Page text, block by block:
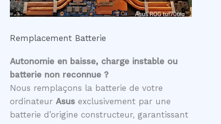
Remplacement Batterie
Autonomie en baisse, charge instable ou
batterie non reconnue ?
Nous remplaçons la batterie de votre
ordinateur Asus exclusivement par une
batterie d’origine constructeur, garantissant